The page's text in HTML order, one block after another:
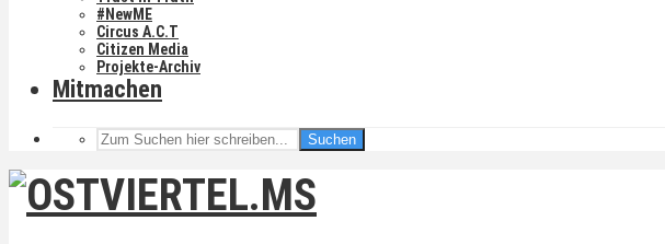
#NewME
Circus A.C.T
Citizen Media
Projekte-Archiv
Mitmachen
Suchen